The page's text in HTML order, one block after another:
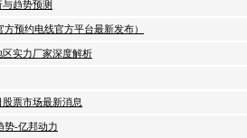
趋势预测
预约电线官方平台最新发布）
实力厂家深度解析
票市场最新消息
势-亿邦动力